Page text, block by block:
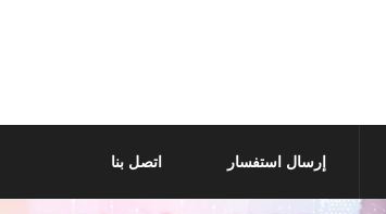
إرسال استفسار اتصل بنا